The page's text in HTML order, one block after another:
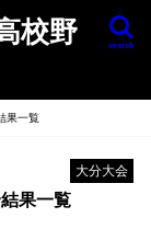
校野
search
果一覧
大分大会
果一覧